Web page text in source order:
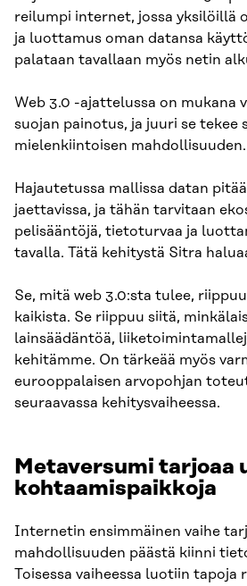
reilumpi internet, jossa yksilöillä
ja luottamus oman datansa
palataan tavallaan myös netin
Web 3.0 -ajattelussa on mukana
suojan painotus, ja juuri se tekee
mielenkiintoisen mahdollisuuden.
Hajautetussa mallissa datan
jaettavissa, ja tähän tarvitaan
pelisääntöjä, tietoturvaa ja
tavalla. Tätä kehitystä Sitra
Se, mitä web 3.0:sta tulee,
kaikista. Se riippuu siitä,
lainsäädäntöä,
kehitämme. On tärkeää myös
eurooppalaisen arvopohjan
seuraavassa kehitysvaiheessa.
Metaversumi tarjoaa
kohtaamispaikkoja
Internetin ensimmäinen vaihe
mahdollisuuden päästä kiinni
Toisessa vaiheessa luotiin tapoja